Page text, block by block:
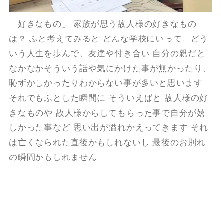
「好きなもの」 家族が思う故人様の好きなもの
は？ ふと考えてみると どんな学校にいって、どう
いう人生を歩んで、友達や付き合い 自分の親だと
なかなかそういう話や気にかけた事が無かったり、
恥ずかしかったりわからない事が多いと思います
それでもふとした瞬間に そういえばと 故人様の好
きなものや 故人様からしてもらった事で自分が嬉
しかった事など 思い出が溢れかえってきます それ
は亡くなられた直後かもしれないし 最後のお別れ
の瞬間かもしれません